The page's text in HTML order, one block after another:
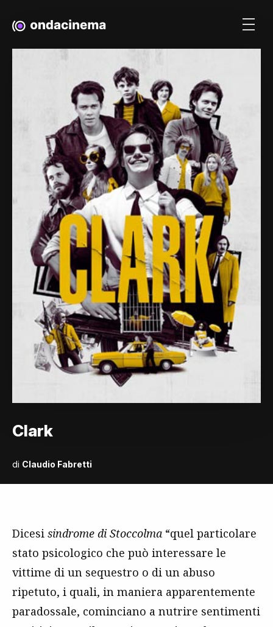
Clark
di Claudio Fabretti
Dicesi sindrome di Stoccolma “quel particolare
stato psicologico che può interessare le
vittime di un sequestro o di un abuso
ripetuto, i quali, in maniera apparentemente
paradossale, cominciano a nutrire sentimenti